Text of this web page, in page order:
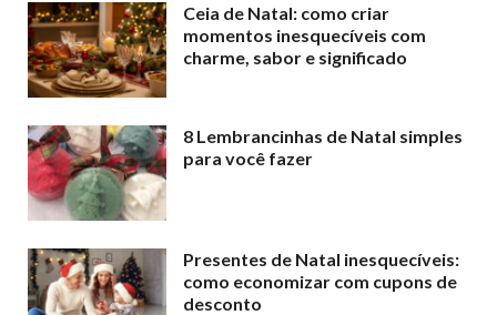
Ceia de Natal: como criar
momentos inesquecíveis com
charme, sabor e significado
8 Lembrancinhas de Natal simples
para você fazer
Presentes de Natal inesquecíveis:
como economizar com cupons de
desconto